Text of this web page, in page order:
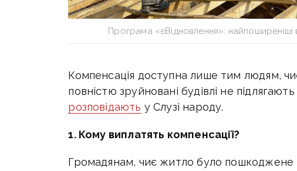
Програма «єВідновлення»: найпоширеніші
Компенсація доступна лише тим людям,
повністю зруйновані будівлі не
розповідають у Слузі народу.
1. Кому виплатять компенсації?
Громадянам, чиє житло було пошкоджене